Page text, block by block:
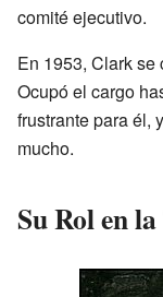
comité ejecutivo.
En 1953, Clark
Ocupó el cargo
frustrante para él,
mucho.
Su Rol en